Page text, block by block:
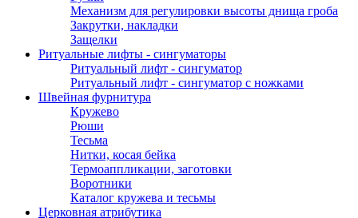
Механизм для регулировки высоты днища гроба
Закрутки, накладки
Защелки
Ритуальные лифты - сингуматоры
Ритуальный лифт - сингуматор
Ритуальный лифт - сингуматор с ножками
Швейная фурнитура
Кружево
Рюши
Тесьма
Нитки, косая бейка
Термоаппликации, заготовки
Воротники
Каталог кружева и тесьмы
Церковная атрибутика